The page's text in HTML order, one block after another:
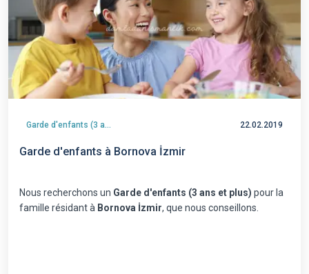
Garde d'enfants (3 ans et plus) 22.02.2019
Garde d'enfants à Bornova İzmir
Nous recherchons un Garde d'enfants (3 ans et plus) pour la
famille résidant à Bornova İzmir, que nous conseillons.